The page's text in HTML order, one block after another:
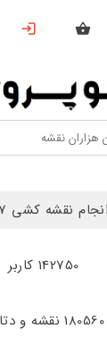
نقشه کشی 09170547167
142750 کاربر
180560 نقشه و دتایل